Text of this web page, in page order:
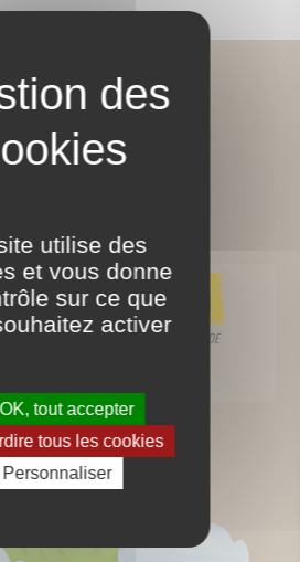
NOUS !
SOIENT STOCKÉES ET UTILISÉES AFIN DE
utilise des
et vous donne
sur ce que
activer
OK, tout accepter
tous les cookies
Personnaliser